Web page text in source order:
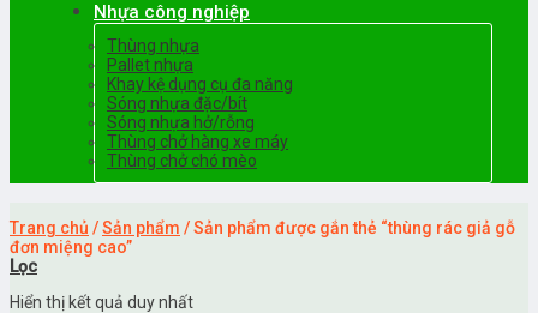
Nhựa công nghiệp
Thùng nhựa
Pallet nhựa
Khay kệ dụng cụ đa năng
Sóng nhựa đặc/bít
Sóng nhựa hở/rỗng
Thùng chở hàng xe máy
Thùng chở chó mèo
Trang chủ /Sản phẩm /Sản phẩm được gắn thẻ “thùng rác giả gỗ
đơn miệng cao”
Lọc
Hiển thị kết quả duy nhất